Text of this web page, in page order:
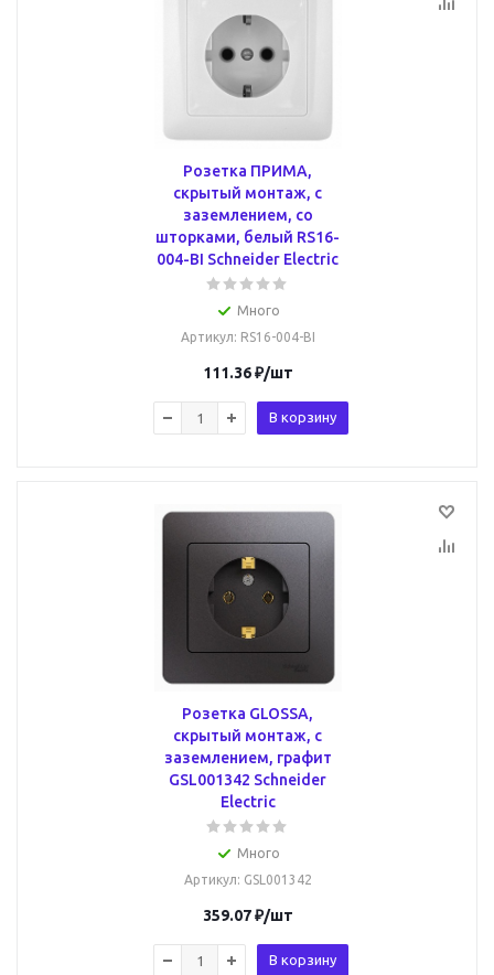
Розетка ПРИМА,
скрытый монтаж, с
заземлением, со
шторками, белый RS16-
004-BI Schneider Electric
Много
Артикул: RS16-004-BI
111.36₽/шт
В корзину
Розетка GLOSSA,
скрытый монтаж, с
заземлением, графит
GSL001342 Schneider
Electric
Много
Артикул: GSL001342
359.07₽/шт
В корзину